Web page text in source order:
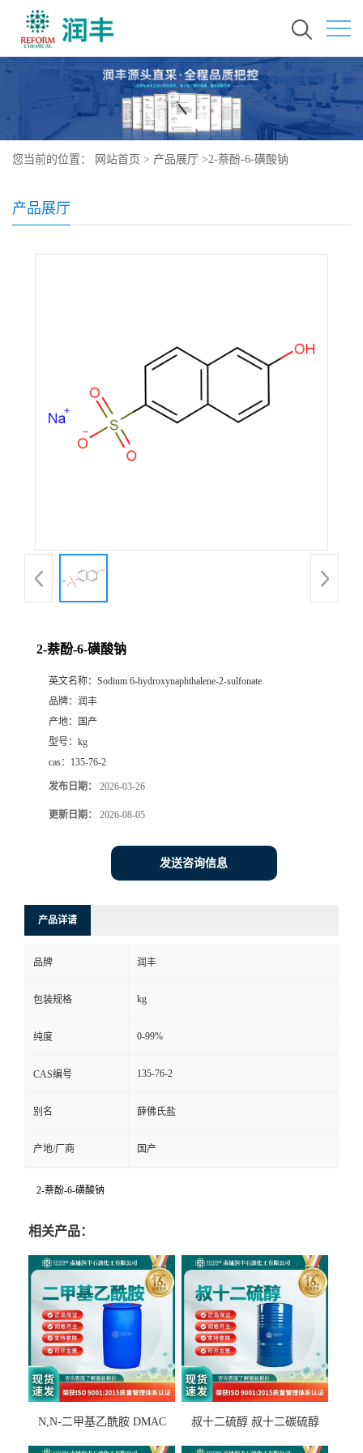
您当前的位置： 网站首页 > 产品展厅 >2-萘酚-6-磺酸钠
产品展厅
2-萘酚-6-磺酸钠
英文名称： Sodium 6-hydroxynaphthalene-2-sulfonate
品牌： 润丰
产地：
国产
型号： kg
cas： 135-76-2
发布日期： 2026-03-26
更新日期： 2026-08-05
发送咨询信息
产品详请
品牌 润丰
包装规格 kg
纯度 0-99%
CAS编号 135-76-2
别名 薛佛氏盐
产地/厂商 国产
2-萘酚-6-磺酸钠
相关产品：
N,N-二甲基乙酰胺 DMAC
叔十二硫醇 叔十二碳硫醇